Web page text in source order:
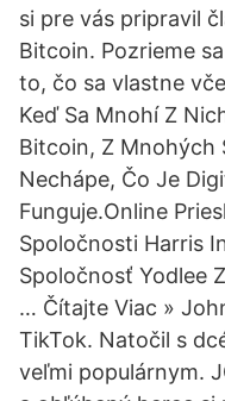
si pre vás pripravil
Bitcoin. Pozrieme
to, čo sa vlastne
Keď Sa Mnohí Z
Bitcoin, Z Mnohých
Nechápe, Čo Je
Funguje.Online
Spoločnosti Harris
Spoločnosť Yodlee
… Čítajte Viac »
TikTok. Natočil s
veľmi populárnym.